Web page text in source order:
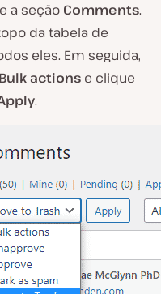
a seção Comments.
da tabela de
eles. Em seguida,
Bulk actions e clique
.